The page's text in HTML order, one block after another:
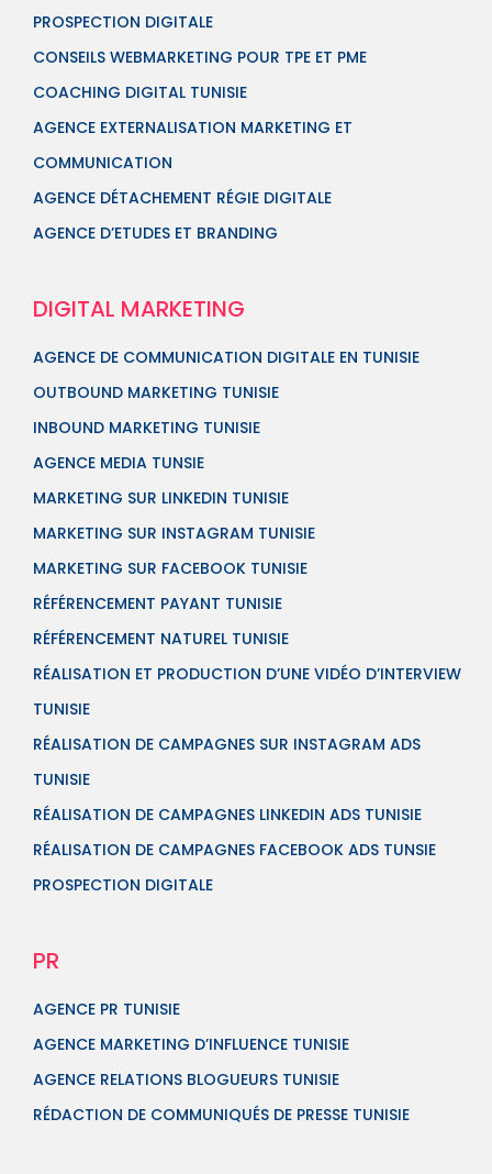
PROSPECTION DIGITALE
CONSEILS WEBMARKETING POUR TPE ET PME
COACHING DIGITAL TUNISIE
AGENCE EXTERNALISATION MARKETING ET
COMMUNICATION
AGENCE DÉTACHEMENT RÉGIE DIGITALE
AGENCE D’ETUDES ET BRANDING
DIGITAL MARKETING
AGENCE DE COMMUNICATION DIGITALE EN TUNISIE
OUTBOUND MARKETING TUNISIE
INBOUND MARKETING TUNISIE
AGENCE MEDIA TUNSIE
MARKETING SUR LINKEDIN TUNISIE
MARKETING SUR INSTAGRAM TUNISIE
MARKETING SUR FACEBOOK TUNISIE
RÉFÉRENCEMENT PAYANT TUNISIE
RÉFÉRENCEMENT NATUREL TUNISIE
RÉALISATION ET PRODUCTION D’UNE VIDÉO D’INTERVIEW
TUNISIE
RÉALISATION DE CAMPAGNES SUR INSTAGRAM ADS
TUNISIE
RÉALISATION DE CAMPAGNES LINKEDIN ADS TUNISIE
RÉALISATION DE CAMPAGNES FACEBOOK ADS TUNSIE
PROSPECTION DIGITALE
PR
AGENCE PR TUNISIE
AGENCE MARKETING D’INFLUENCE TUNISIE
AGENCE RELATIONS BLOGUEURS TUNISIE
RÉDACTION DE COMMUNIQUÉS DE PRESSE TUNISIE